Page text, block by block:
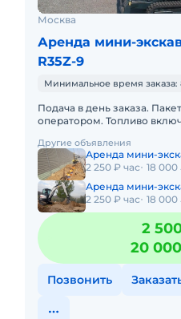
Москва
Аренда мини-
R35Z-9
Минимальное время заказа:
Подача в день заказа.
оператором. Топливо
компания предлагает
Другие объявления
Аренда мини-
2 250 ₽ час 18
Аренда мини-
2 250 ₽ час 18
2
20
Позвонить